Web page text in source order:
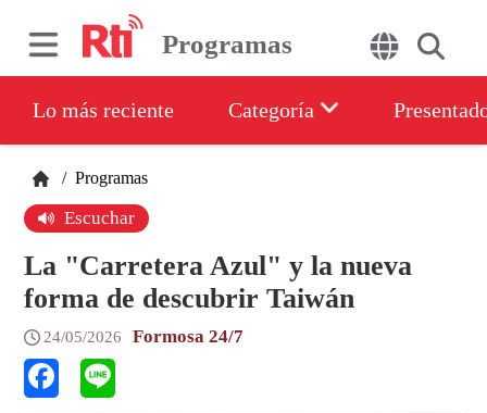
Programas
Lo más reciente Categoría
/ Programas
Escuchar
La "Carretera Azul" y la nueva
forma de descubrir Taiwán
24/05/2026 Formosa 24/7